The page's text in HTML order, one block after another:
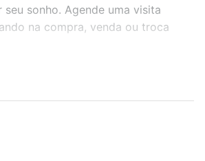
sonho. Agende uma visita
na compra, venda ou troca
de quartos, suítes, com
ou área verde e encontrar